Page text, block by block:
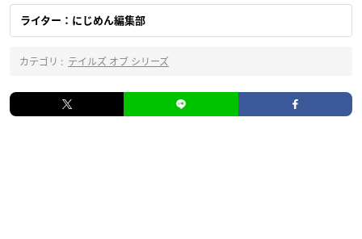
ライター：にじめん編集部
カテゴリ : テイルズ オブ シリーズ